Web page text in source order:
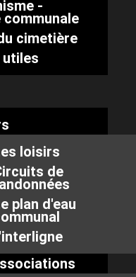
-
communale
cimetière
utiles
loisirs
de
plan d'eau